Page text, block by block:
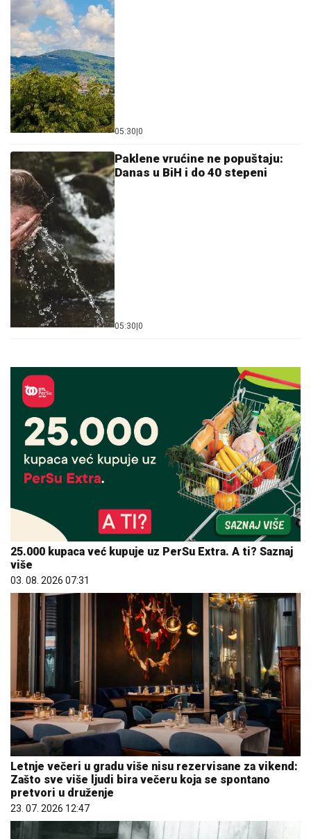
05:30 0
Paklene vrućine ne popuštaju:
Danas u BiH i do 40 stepeni
05:30 0
25.000 kupaca već kupuje uz PerSu Extra. A ti? Saznaj
više
03. 08. 2026 07:31
Letnje večeri u gradu više nisu rezervisane za vikend:
Zašto sve više ljudi bira večeru koja se spontano
pretvori u druženje
23. 07. 2026 12:47